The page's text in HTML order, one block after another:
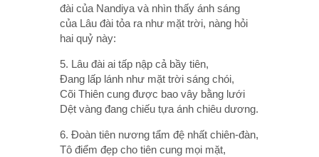
đài của Nandiya và nhìn thấy ánh sáng
của Lâu đài tỏa ra như mặt trời, nàng hỏi
hai quỷ này:
5. Lâu đài ai tấp nập cả bầy tiên,
Ðang lấp lánh như mặt trời sáng chói,
Cõi Thiên cung được bao vây bằng lưới
Dệt vàng đang chiếu tựa ánh chiêu dương.
6. Ðoàn tiên nương tẩm đệ nhất chiên-đàn,
Tô điểm đẹp cho tiên cung mọi mặt,